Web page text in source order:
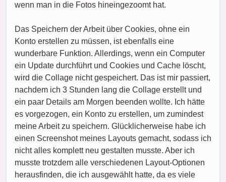
wenn man in die Fotos hineingezoomt hat.
Das Speichern der Arbeit über Cookies, ohne ein
Konto erstellen zu müssen, ist ebenfalls eine
wunderbare Funktion. Allerdings, wenn ein Computer
ein Update durchführt und Cookies und Cache löscht,
wird die Collage nicht gespeichert. Das ist mir passiert,
nachdem ich 3 Stunden lang die Collage erstellt und
ein paar Details am Morgen beenden wollte. Ich hätte
es vorgezogen, ein Konto zu erstellen, um zumindest
meine Arbeit zu speichern. Glücklicherweise habe ich
einen Screenshot meines Layouts gemacht, sodass ich
nicht alles komplett neu gestalten musste. Aber ich
musste trotzdem alle verschiedenen Layout-Optionen
herausfinden, die ich ausgewählt hatte, da es viele